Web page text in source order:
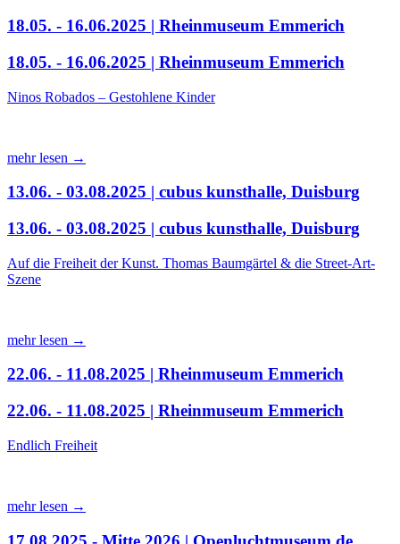
18.05. - 16.06.2025 | Rheinmuseum Emmerich
18.05. - 16.06.2025 | Rheinmuseum Emmerich
Ninos Robados – Gestohlene Kinder
mehr lesen →
13.06. - 03.08.2025 | cubus kunsthalle, Duisburg
13.06. - 03.08.2025 | cubus kunsthalle, Duisburg
Auf die Freiheit der Kunst. Thomas Baumgärtel & die Street-Art-
Szene
mehr lesen →
22.06. - 11.08.2025 | Rheinmuseum Emmerich
22.06. - 11.08.2025 | Rheinmuseum Emmerich
Endlich Freiheit
mehr lesen →